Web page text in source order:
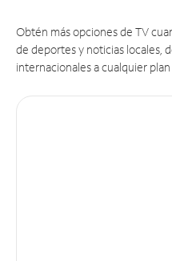
Obtén más opciones de TV
de deportes y noticias locales,
internacionales a cualquier